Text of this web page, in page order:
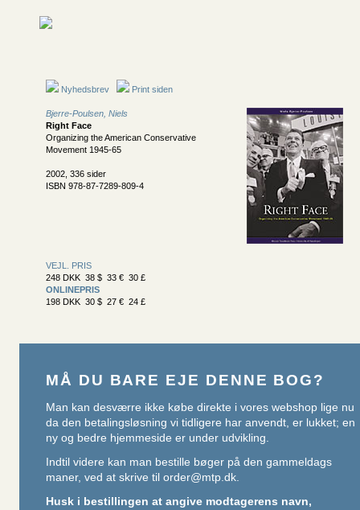
Nyhedsbrev Print siden
Bjerre-Poulsen, Niels
Right Face
Organizing the American Conservative
Movement 1945-65
2002, 336 sider
ISBN 978-87-7289-809-4
VEJL. PRIS
248 DKK 38 $ 33 € 30 £
ONLINEPRIS
198 DKK 30 $ 27 € 24 £
MÅ DU BARE EJE DENNE BOG?
Man kan desværre ikke købe direkte i vores webshop lige nu
da den betalingsløsning vi tidligere har anvendt, er lukket; en
ny og bedre hjemmeside er under udvikling.
Indtil videre kan man bestille bøger på den gammeldags
maner, ved at skrive til order@mtp.dk.
Husk i bestillingen at angive modtagerens navn,